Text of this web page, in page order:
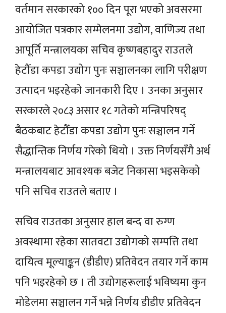
वर्तमान सरकारको १०० दिन पूरा भएको अवसरमा
आयोजित पत्रकार सम्मेलनमा उद्योग, वाणिज्य तथा
आपूर्ति मन्त्रालयका सचिव कृष्णबहादुर राउतले
हेटौँडा कपडा उद्योग पुनः सञ्चालनका लागि परीक्षण
उत्पादन भइरहेको जानकारी दिए । उनका अनुसार
सरकारले २०८३ असार १८ गतेको मन्त्रिपरिषद्
बैठकबाट हेटौँडा कपडा उद्योग पुनः सञ्चालन गर्ने
सैद्धान्तिक निर्णय गरेको थियो । उक्त निर्णयसँगै अर्थ
मन्त्रालयबाट आवश्यक बजेट निकासा भइसकेको
पनि सचिव राउतले बताए ।
सचिव राउतका अनुसार हाल बन्द वा रुग्ण
अवस्थामा रहेका सातवटा उद्योगको सम्पत्ति तथा
दायित्व मूल्याङ्कन (डीडीए) प्रतिवेदन तयार गर्ने काम
पनि भइरहेको छ । ती उद्योगहरूलाई भविष्यमा कुन
मोडेलमा सञ्चालन गर्ने भन्ने निर्णय डीडीए प्रतिवेदन